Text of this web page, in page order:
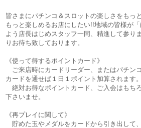
皆さまにパチンコ＆スロットの楽しさをもっ
もっと楽しめるお店にしたい!!地域の皆様が
よう店長はじめスタッフ一同、精進して参り
りお待ち致しております。
《使って得するポイントカード》
ご来店時にカードリーダー、またはパチン
カードを通せば１日１ポイント加算されます。
絶対お得なポイントカード、ご入会はもち
下さいませ。
《再プレイに関して》
貯めた玉やメダルをカードから引き出して